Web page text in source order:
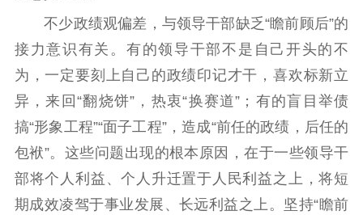
文化文艺
精品生产 文化惠民
文化传承
文化交流
体制改革
文化产业
紫金文化艺术节
品牌活动 紫艺舞台
精神文明
文明创建 文明实践
文明培育
不少政绩观偏差，与领导干部缺乏“瞻前顾后”的
接力意识有关。有的领导干部不是自己开头的不
为，一定要刻上自己的政绩印记才干，喜欢标新立
异，来回“翻烧饼”，热衷“换赛道”；有的盲目举债
搞“形象工程”“面子工程”，造成“前任的政绩，后任的
包袱”。这些问题出现的根本原因，在于一些领导干
部将个人利益、个人升迁置于人民利益之上，将短
期成效凌驾于事业发展、长远利益之上。坚持“瞻前